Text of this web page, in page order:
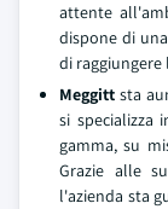
attente
dispone di
di
Meggitt sta
si specializza
gamma, su
Grazie alle
l'azienda sta